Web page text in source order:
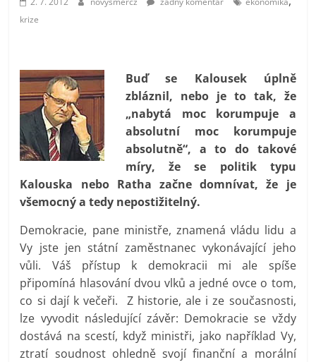
prospívá?
krize
Buď se Kalousek úplně
zbláznil, nebo je to tak, že
„nabytá moc korumpuje a
absolutní moc korumpuje
absolutně“, a to do takové
míry, že se politik typu
Kalouska nebo Ratha začne domnívat, že je
všemocný a tedy nepostižitelný.
Demokracie, pane ministře, znamená vládu lidu a
Vy jste jen státní zaměstnanec vykonávající jeho
vůli. Váš přístup k demokracii mi ale spíše
připomíná hlasování dvou vlků a jedné ovce o tom,
co si dají k večeři. Z historie, ale i ze současnosti,
lze vyvodit následující závěr: Demokracie se vždy
dostává na scestí, když ministři, jako například Vy,
ztratí soudnost ohledně svojí finanční a morální